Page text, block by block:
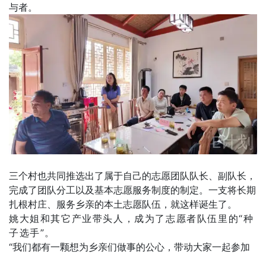
与者。
三个村也共同推选出了属于自己的志愿团队队长、副队长，
完成了团队分工以及基本志愿服务制度的制定。一支将长期
扎根村庄、服务乡亲的本土志愿队伍，就这样诞生了。
姚大姐和其它产业带头人，成为了志愿者队伍里的“种
子选手”。
“我们都有一颗想为乡亲们做事的公心，带动大家一起参加